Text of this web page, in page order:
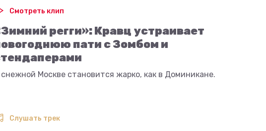
Смотреть клип
регги»: Кравц устраивает
пати с Зомбом и
Москве становится жарко, как в Доминикане.
Слушать трек